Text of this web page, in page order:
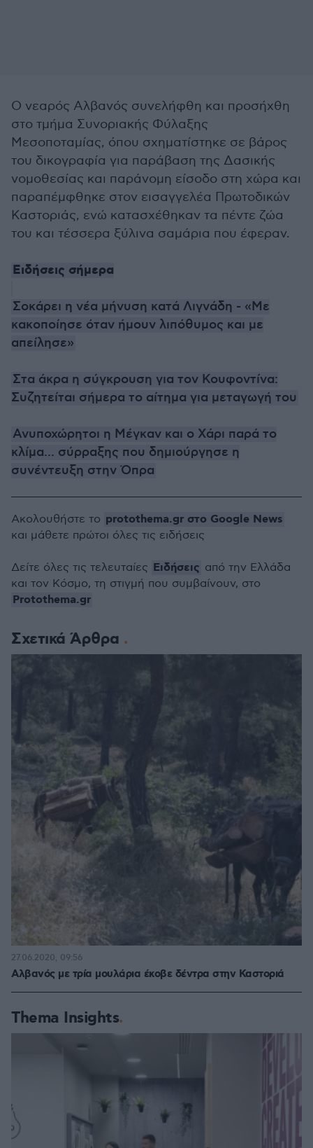
Ο νεαρός Αλβανός συνελήφθη και προσήχθη
στο τμήμα Συνοριακής Φύλαξης
Μεσοποταμίας, όπου σχηματίστηκε σε βάρος
του δικογραφία για παράβαση της Δασικής
νομοθεσίας και παράνομη είσοδο στη χώρα και
παραπέμφθηκε στον εισαγγελέα Πρωτοδικών
Καστοριάς, ενώ κατασχέθηκαν τα πέντε ζώα
του και τέσσερα ξύλινα σαμάρια που έφεραν.
Ειδήσεις σήμερα
Σοκάρει η νέα μήνυση κατά Λιγνάδη - «Με
κακοποίησε όταν ήμουν λιπόθυμος και με
απείλησε»
Στα άκρα η σύγκρουση για τον Κουφοντίνα:
Συζητείται σήμερα το αίτημα για μεταγωγή του
Ανυποχώρητοι η Μέγκαν και ο Χάρι παρά το
κλίμα... σύρραξης που δημιούργησε η
συνέντευξη στην Όπρα
Σχετικά Άρθρα
Αλβανός με τρία μουλάρια έκοβε δέντρα στην Καστοριά
27.06.2020, 09:56
Thema Insights
Ακολουθήστε το protothema.gr στο Google News
και μάθετε πρώτοι όλες τις ειδήσεις
Δείτε όλες τις τελευταίες Ειδήσεις από την Ελλάδα
και τον Κόσμο, τη στιγμή που συμβαίνουν, στο
Protothema.gr